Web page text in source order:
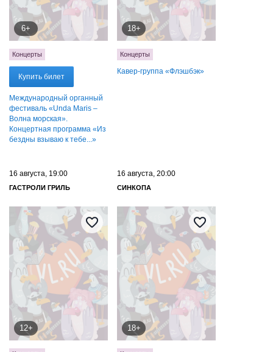
6+
Концерты
Купить билет
Международный органный
фестиваль «Unda Maris –
Волна морская».
Концертная программа «Из
бездны взываю к тебе...»
18+
Концерты
Кавер-группа «‎Флэшбэк»
16 августа, 19:00
ГАСТРОЛИ ГРИЛЬ
12+
16 августа, 20:00
СИНКОПА
18+